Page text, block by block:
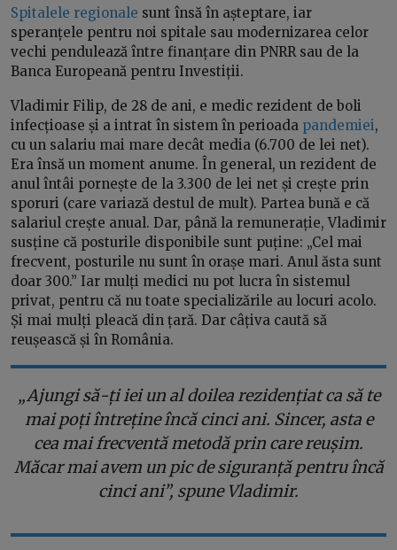
Spitalele regionale sunt însă în așteptare, iar
speranțele pentru noi spitale sau modernizarea celor
vechi pendulează între finanțare din PNRR sau de la
Banca Europeană pentru Investiții.
Vladimir Filip, de 28 de ani, e medic rezident de boli
infecțioase și a intrat în sistem în perioada pandemiei,
cu un salariu mai mare decât media (6.700 de lei net).
Era însă un moment anume. În general, un rezident de
anul întâi pornește de la 3.300 de lei net și crește prin
sporuri (care variază destul de mult). Partea bună e că
salariul crește anual. Dar, până la remunerație, Vladimir
susține că posturile disponibile sunt puține: „Cel mai
frecvent, posturile nu sunt în orașe mari. Anul ăsta sunt
doar 300.” Iar mulți medici nu pot lucra în sistemul
privat, pentru că nu toate specializările au locuri acolo.
Și mai mulți pleacă din țară. Dar câțiva caută să
reușească și în România.
„Ajungi să-ți iei un al doilea rezidențiat ca să te
mai poți întreține încă cinci ani. Sincer, asta e
cea mai frecventă metodă prin care reușim.
Măcar mai avem un pic de siguranță pentru încă
cinci ani”, spune Vladimir.